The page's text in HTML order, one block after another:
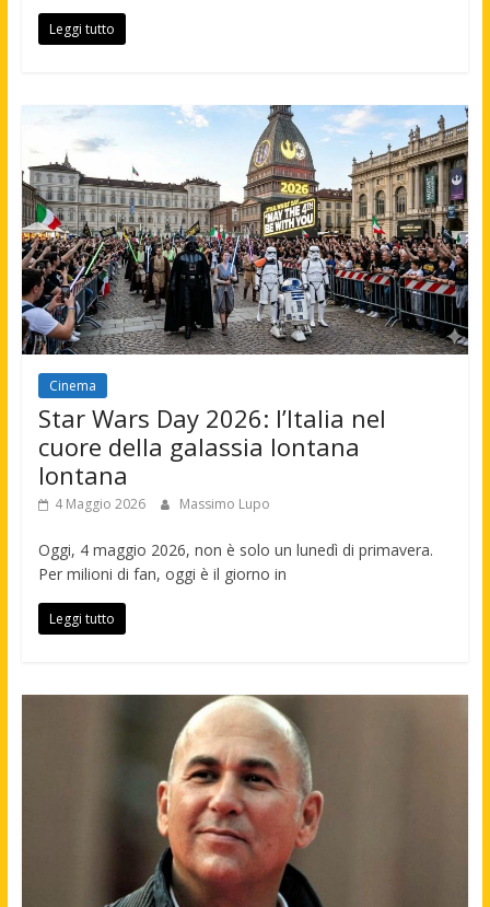
Leggi tutto
Cinema
Star Wars Day 2026: l’Italia nel
cuore della galassia lontana
lontana
4 Maggio 2026 Massimo Lupo
Oggi, 4 maggio 2026, non è solo un lunedì di primavera.
Per milioni di fan, oggi è il giorno in
Leggi tutto